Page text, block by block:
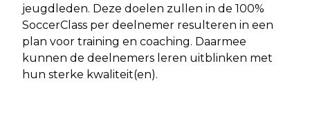
jeugdleden. Deze doelen zullen in de 100%
SoccerClass per deelnemer resulteren in een
plan voor training en coaching. Daarmee
kunnen de deelnemers leren uitblinken met
hun sterke kwaliteit(en).